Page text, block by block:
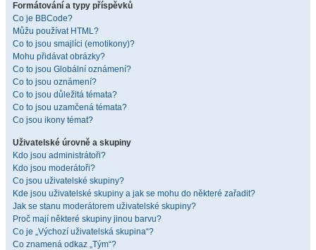
Formátování a typy příspěvků
Co je BBCode?
Můžu používat HTML?
Co to jsou smajlíci (emotikony)?
Mohu přidávat obrázky?
Co to jsou Globální oznámení?
Co to jsou oznámení?
Co to jsou důležitá témata?
Co to jsou uzamčená témata?
Co jsou ikony témat?
Uživatelské úrovně a skupiny
Kdo jsou administrátoři?
Kdo jsou moderátoři?
Co jsou uživatelské skupiny?
Kde jsou uživatelské skupiny a jak se mohu do některé zařadit?
Jak se stanu moderátorem uživatelské skupiny?
Proč mají některé skupiny jinou barvu?
Co je „Výchozí uživatelská skupina“?
Co znamená odkaz „Tým“?